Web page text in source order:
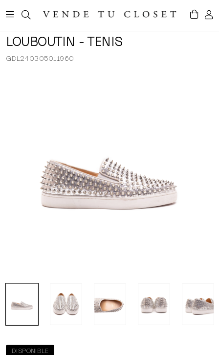
LOUBOUTIN - TENIS
GDL240305011960
DISPONIBLE